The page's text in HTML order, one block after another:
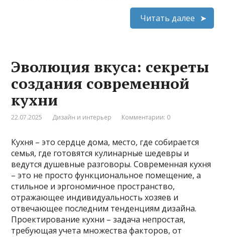
Читать далее
Эволюция вкуса: секреты
создания современной
кухни
22.07.2025 Дизайн и интерьер Комментарии: 0
Кухня – это сердце дома, место, где собирается
семья, где готовятся кулинарные шедевры и
ведутся душевные разговоры. Современная кухня
– это не просто функциональное помещение, а
стильное и эргономичное пространство,
отражающее индивидуальность хозяев и
отвечающее последним тенденциям дизайна.
Проектирование кухни – задача непростая,
требующая учета множества факторов, от